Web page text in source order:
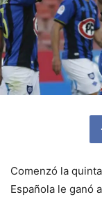
Comenzó la
Española le ganó